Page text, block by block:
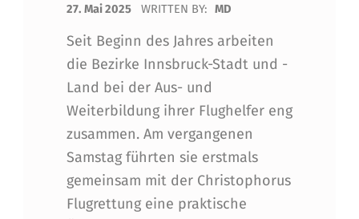
27. Mai 2025 WRITTEN BY: MD
Seit Beginn des Jahres arbeiten
die Bezirke Innsbruck-Stadt und -
Land bei der Aus- und
Weiterbildung ihrer Flughelfer eng
zusammen. Am vergangenen
Samstag führten sie erstmals
gemeinsam mit der Christophorus
Flugrettung eine praktische